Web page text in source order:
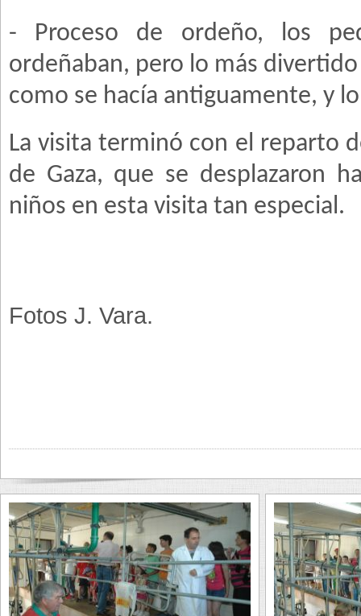
- Proceso de ordeño, los
ordeñaban, pero lo más
como se hacía antiguamente, y
La visita terminó con el reparto
de Gaza, que se desplazaron
niños en esta visita tan especial.
Fotos J. Vara.